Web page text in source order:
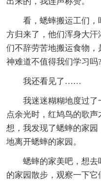
看，蟋蟀搬运工们
方归来了，他们浑身大
们不辞劳苦地搬运食物
神难道不值得我们学习吗?
我还看见了……
我迷迷糊糊地度过
点余光时，红鸠鸟的歌
想，我发现了蟋蟀的家
地离开蟋蟀的家园。
蟋蟀的家美吧，想
的家园散步，观察一下它